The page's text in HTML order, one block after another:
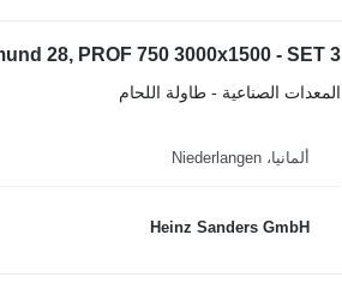
28, PROF 750 3000x1500 - SET 3
المعدات الصناعية - طاولة اللحام
ألمانيا، Niederlangen
Heinz Sanders GmbH